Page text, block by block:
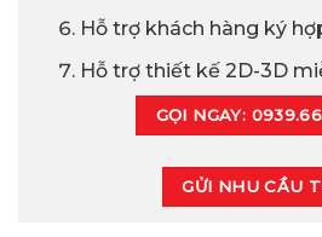
Hỗ trợ khách hàng ký
Hỗ trợ thiết kế 2D-3D
GỌI NGAY:
GỬI NHU CẦU